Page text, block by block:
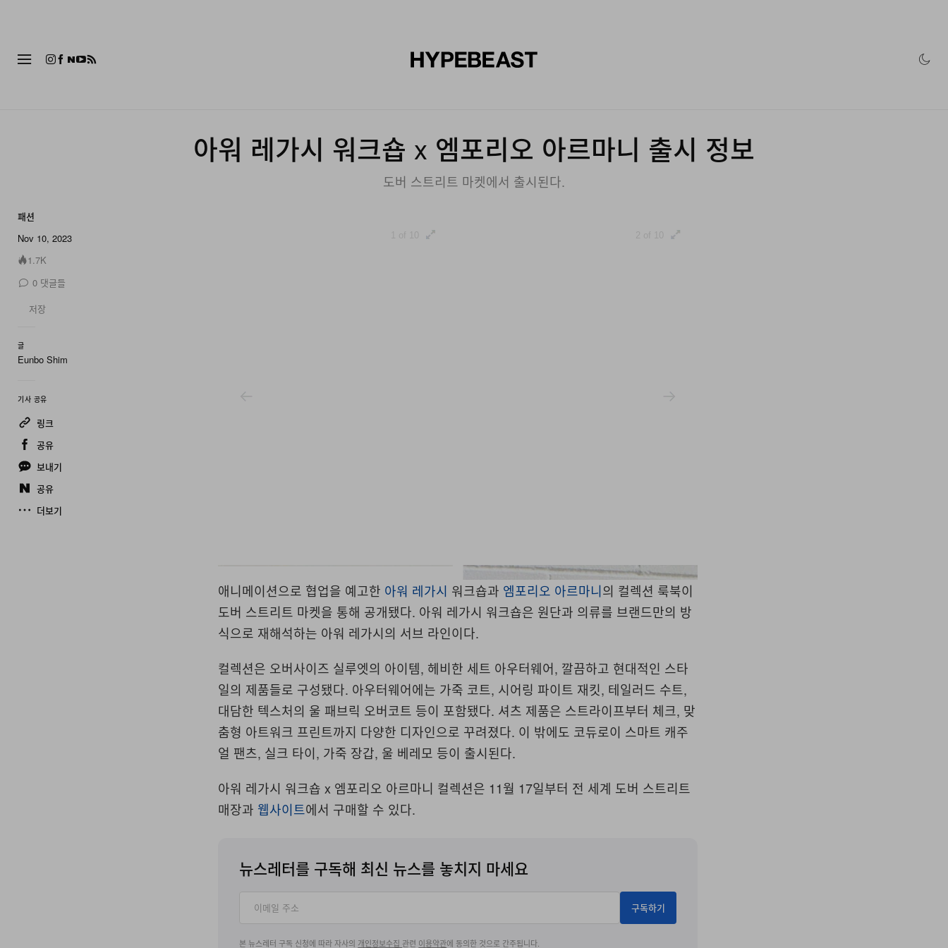
아워 레가시 워크숍 x 엠포리오 아르마니 출시 정보
도버 스트리트 마켓에서 출시된다.
패션
Nov 10, 2023
1.7K
0 댓글들
저장
글
Eunbo Shim
기사 공유
링크
공유
보내기
공유
더보기
Our Legacy Work Shop X Emporio Armani
애니메이션으로 협업을 예고한 아워 레가시 워크숍과 엠포리오 아르마니의 컬렉션 룩북이
도버 스트리트 마켓을 통해 공개됐다. 아워 레가시 워크숍은 원단과 의류를 브랜드만의 방
식으로 재해석하는 아워 레가시의 서브 라인이다.
컬렉션은 오버사이즈 실루엣의 아이템, 헤비한 세트 아우터웨어, 깔끔하고 현대적인 스타
일의 제품들로 구성됐다. 아우터웨어에는 가죽 코트, 시어링 파이트 재킷, 테일러드 수트,
대담한 텍스처의 울 패브릭 오버코트 등이 포함됐다. 셔츠 제품은 스트라이프부터 체크, 맞
춤형 아트워크 프린트까지 다양한 디자인으로 꾸려졌다. 이 밖에도 코듀로이 스마트 캐주
얼 팬츠, 실크 타이, 가죽 장갑, 울 베레모 등이 출시된다.
아워 레가시 워크숍 x 엠포리오 아르마니 컬렉션은 11월 17일부터 전 세계 도버 스트리트
매장과 웹사이트에서 구매할 수 있다.
뉴스레터를 구독해 최신 뉴스를 놓치지 마세요
구독하기
본 뉴스레터 구독 신청에 따라 자사의 개인정보수집관련 이용약관에 동의한 것으로 간주됩니다.